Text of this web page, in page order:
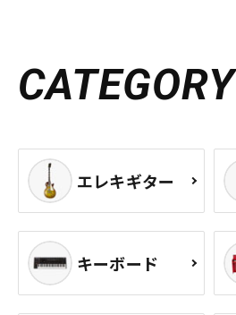
CATEGORY
エレキギター
キーボード